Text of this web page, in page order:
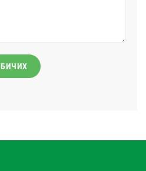
БИЧИХ